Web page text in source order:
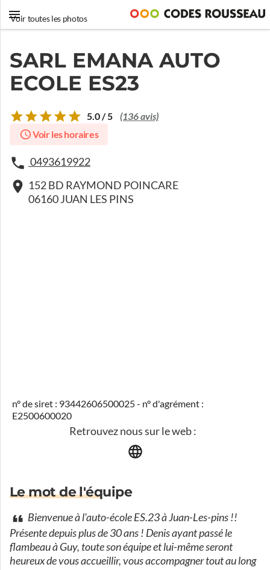
Voir toutes les photos
SARL EMANA AUTO
ECOLE ES23
5.0 / 5 (136 avis)
Voir les horaires
0493619922
152 BD RAYMOND POINCARE
06160 JUAN LES PINS
n° de siret : 93442606500025 - n° d'agrément :
E2500600020
Retrouvez nous sur le web :
Le mot de l'équipe
Bienvenue à l'auto-école ES.23 à Juan-Les-pins !!
Présente depuis plus de 30 ans ! Denis ayant passé le
flambeau à Guy, toute son équipe et lui-même seront
heureux de vous accueillir, vous accompagner tout au long